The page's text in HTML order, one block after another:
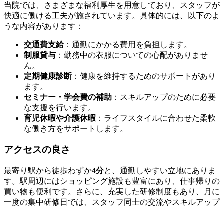
当院では、さまざまな福利厚生を用意しており、スタッフが
快適に働ける工夫が施されています。具体的には、以下のよ
うな内容があります：
交通費支給：通勤にかかる費用を負担します。
制服貸与 ：勤務中の衣服についての心配がありませ
ん。
定期健康診断：健康を維持するためのサポートがあり
ます。
セミナー・学会費の補助 ：スキルアップのために必要
な支援を行います。
育児休暇や介護休暇 ：ライフスタイルに合わせた柔軟
な働き方をサポートします。
アクセスの良さ
最寄り駅から徒歩わずか4分と、通勤しやすい立地にありま
す。駅周辺にはショッピング施設も豊富にあり、仕事帰りの
買い物も便利です。さらに、充実した研修制度もあり、月に
一度の集中研修日では、スタッフ同士の交流やスキルアップ